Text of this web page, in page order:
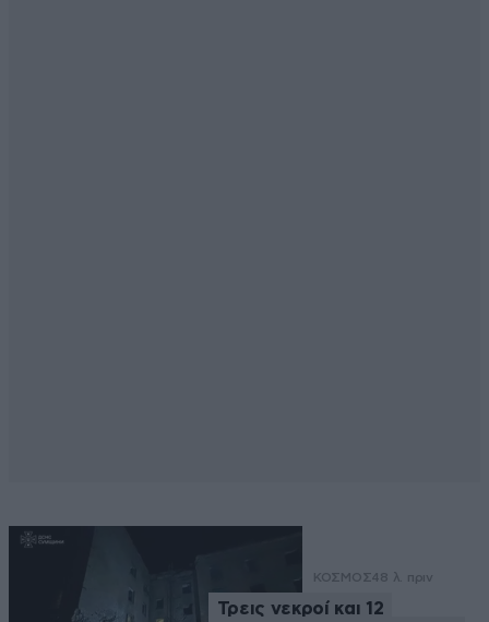
ΚΟΣΜΟΣ48 λ. πριν
Τρεις νεκροί και 12